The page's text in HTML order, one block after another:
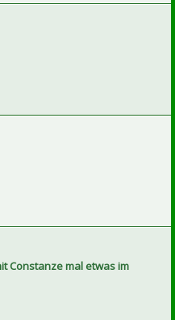
Constanze mal etwas im